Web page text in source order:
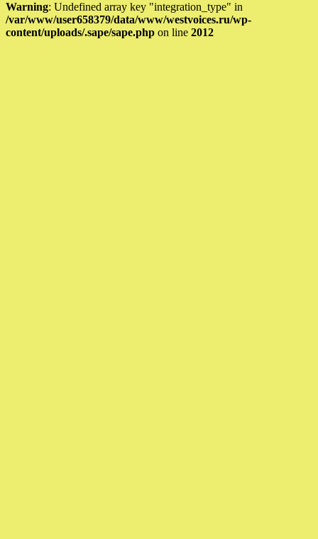
Warning: Undefined array key "integration_type" in
/var/www/user658379/data/www/westvoices.ru/wp-
content/uploads/.sape/sape.php on line 2012